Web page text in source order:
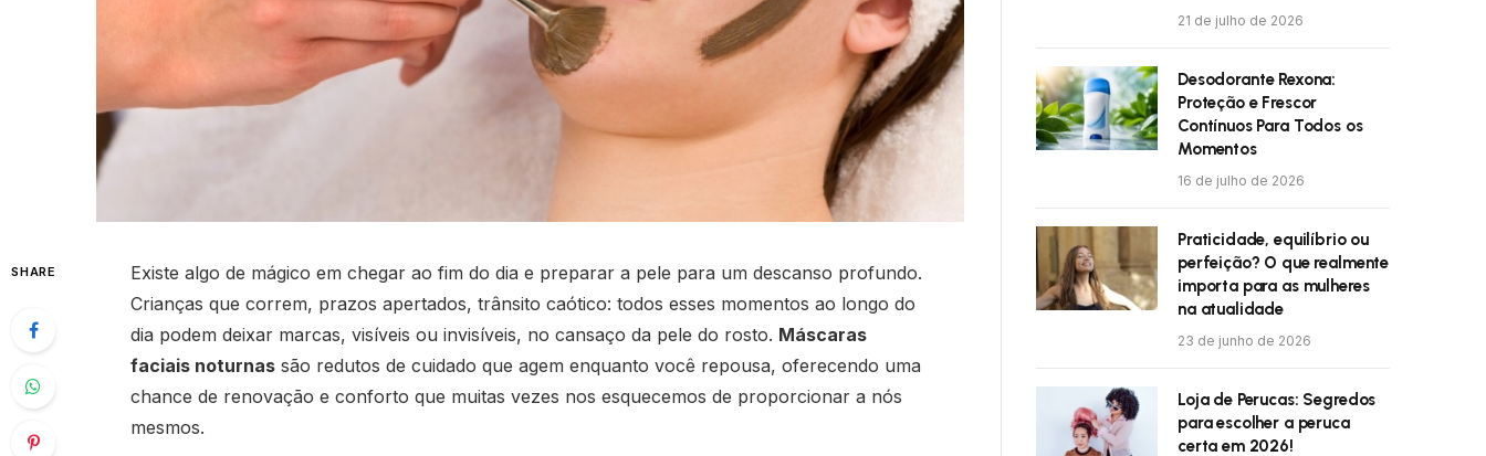
SHARE
Existe algo de mágico em chegar ao fim do dia e preparar a pele para um descanso profundo.
Crianças que correm, prazos apertados, trânsito caótico: todos esses momentos ao longo do
dia podem deixar marcas, visíveis ou invisíveis, no cansaço da pele do rosto. Máscaras
faciais noturnassão redutos de cuidado que agem enquanto você repousa, oferecendo uma
chance de renovação e conforto que muitas vezes nos esquecemos de proporcionar a nós
mesmos.
21 de julho de 2026
Desodorante Rexona:
Proteção e Frescor
Contínuos Para Todos os
Momentos
16 de julho de 2026
Praticidade, equilíbrio ou
perfeição? O que realmente
importa para as mulheres
na atualidade
23 de junho de 2026
Loja de Perucas: Segredos
para escolher a peruca
certa em 2026!